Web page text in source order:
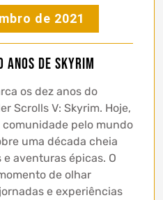
de 2021
anos de Skyrim
os dez anos do
Scrolls V: Skyrim. Hoje,
pelo mundo
uma década cheia
aventuras épicas. O
de olhar
e experiências